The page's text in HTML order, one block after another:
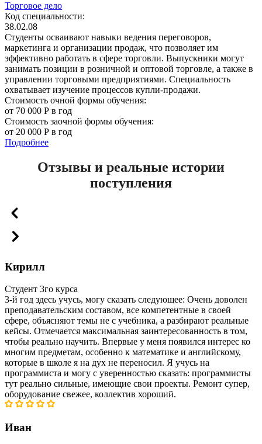
Торговое дело
Код специальности:
38.02.08
Студенты осваивают навыки ведения переговоров,
маркетинга и организации продаж, что позволяет им
эффективно работать в сфере торговли. Выпускники могут
занимать позиции в розничной и оптовой торговле, а также в
управлении торговыми предприятиями. Специальность
охватывает изучение процессов купли-продажи.
Стоимость очной формы обучения:
от 70 000 Р в год
Стоимость заочной формы обучения:
от 20 000 Р в год
Подробнее
Отзывы и реальные истории
поступления
Кирилл
Студент 3го курса
3-й год здесь учусь, могу сказать следующее: Очень доволен
преподавательским составом, все компетентные в своей
сфере, объясняют темы не с учебника, а разбирают реальные
кейсы. Отмечается максимальная заинтересованность в том,
чтобы реально научить. Впервые у меня появился интерес ко
многим предметам, особенно к математике и английскому,
которые в школе я на дух не переносил. Я учусь на
программиста и могу с уверенностью сказать: программисты
тут реально сильные, имеющие свои проекты. Ремонт супер,
оборудование свежее, коллектив хороший.
Иван